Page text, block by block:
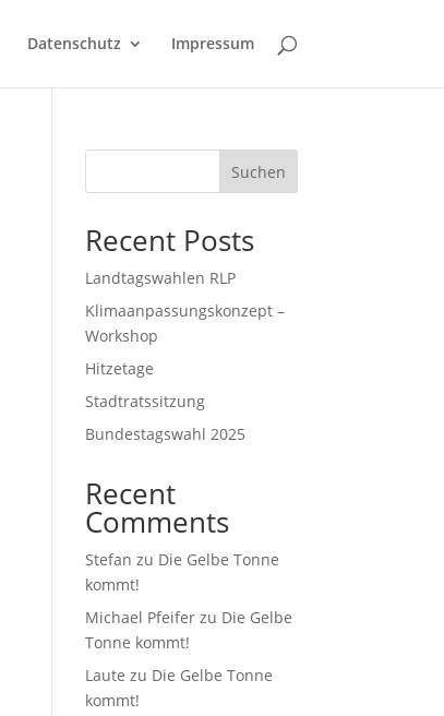
Datenschutz Impressum
Suchen
Recent Posts
Landtagswahlen RLP
Klimaanpassungskonzept –
Workshop
Hitzetage
Stadtratssitzung
Bundestagswahl 2025
Recent
Comments
Stefan zu Die Gelbe Tonne
kommt!
Michael Pfeifer zu Die Gelbe
Tonne kommt!
Laute zu Die Gelbe Tonne
kommt!